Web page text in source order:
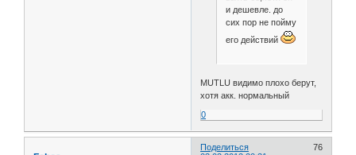
и дешевле. до
сих пор не пойму
его действий
MUTLU видимо плохо берут,
хотя акк. нормальный
0
Поделиться
76